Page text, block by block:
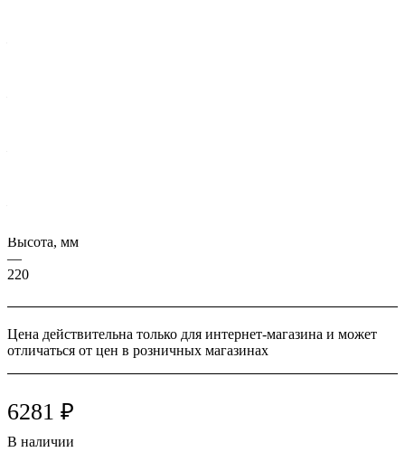
Высота, мм
—
220
Цена действительна только для интернет-магазина и может
отличаться от цен в розничных магазинах
6281 ₽
В наличии